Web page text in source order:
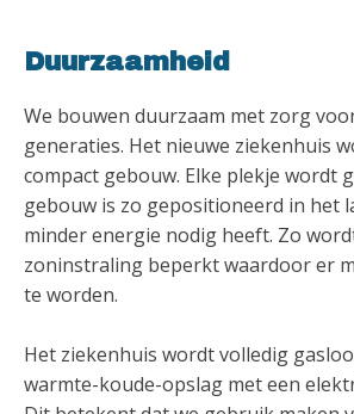
Duurzaamheid
We bouwen duurzaam met zorg
generaties. Het nieuwe ziekenhuis
compact gebouw. Elke plekje wordt
gebouw is zo gepositioneerd in het
minder energie nodig heeft. Zo
zoninstraling beperkt waardoor er
te worden.
Het ziekenhuis wordt volledig
warmte-koude-opslag met een